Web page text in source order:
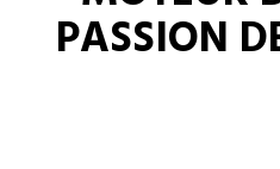
PASSION